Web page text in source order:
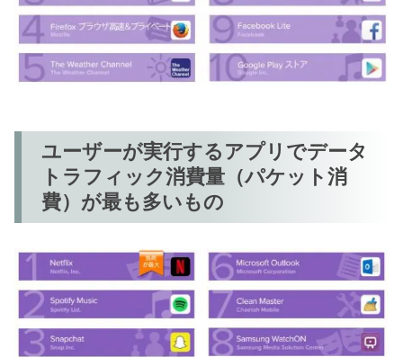
ユーザーが実行するアプリでデータ
トラフィック消費量（パケット消
費）が最も多いもの